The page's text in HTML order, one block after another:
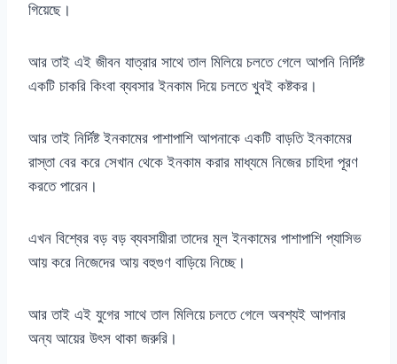
গিয়েছে।
আর তাই এই জীবন যাত্রার সাথে তাল মিলিয়ে চলতে গেলে আপনি নির্দিষ্ট
একটি চাকরি কিংবা ব্যবসার ইনকাম দিয়ে চলতে খুবই কষ্টকর।
আর তাই নির্দিষ্ট ইনকামের পাশাপাশি আপনাকে একটি বাড়তি ইনকামের
রাস্তা বের করে সেখান থেকে ইনকাম করার মাধ্যমে নিজের চাহিদা পূরণ
করতে পারেন।
এখন বিশ্বের বড় বড় ব্যবসায়ীরা তাদের মূল ইনকামের পাশাপাশি প্যাসিভ
আয় করে নিজেদের আয় বহুগুণ বাড়িয়ে নিচ্ছে।
আর তাই এই যুগের সাথে তাল মিলিয়ে চলতে গেলে অবশ্যই আপনার
অন্য আয়ের উৎস থাকা জরুরি।